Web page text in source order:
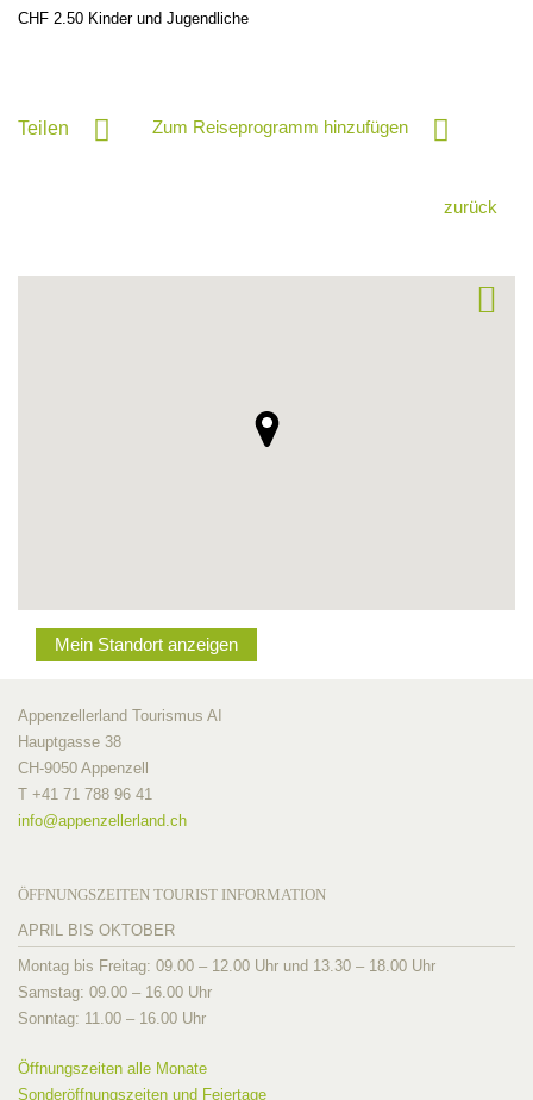
CHF 2.50 Kinder und Jugendliche
Teilen Zum Reiseprogramm hinzufügen
zurück
Mein Standort anzeigen
Appenzellerland Tourismus AI
Hauptgasse 38
CH-9050 Appenzell
T +41 71 788 96 41
info@appenzellerland.ch
ÖFFNUNGSZEITEN TOURIST INFORMATION
APRIL BIS OKTOBER
Montag bis Freitag: 09.00 – 12.00 Uhr und 13.30 – 18.00 Uhr
Samstag: 09.00 – 16.00 Uhr
Sonntag: 11.00 – 16.00 Uhr
Öffnungszeiten alle Monate
Sonderöffnungszeiten und Feiertage